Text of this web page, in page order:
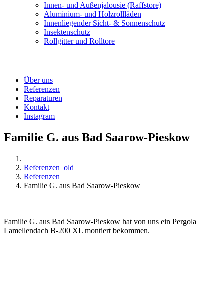
Innen- und Außenjalousie (Raffstore)
Aluminium- und Holzrollläden
Innenliegender Sicht- & Sonnenschutz
Insektenschutz
Rollgitter und Rolltore
Über uns
Referenzen
Reparaturen
Kontakt
Instagram
Familie G. aus Bad Saarow-Pieskow
Referenzen_old
Referenzen
Familie G. aus Bad Saarow-Pieskow
Familie G. aus Bad Saarow-Pieskow hat von uns ein Pergola
Lamellendach B-200 XL montiert bekommen.